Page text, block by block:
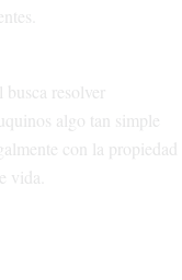
resolver
algo tan simple
con la propiedad
vida.